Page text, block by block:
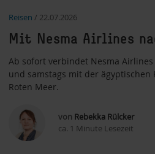
Reisen / 22.07.2026
Mit Nesma Airlines
Ab sofort verbindet Nesma
und samstags mit der ägyptischen
Roten Meer.
von Rebekka Rülcker
ca. 1 Minute Lesezeit